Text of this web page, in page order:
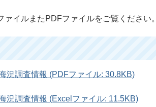
イルまたPDFファイルをご覧ください。
況調査情報 (PDFファイル: 30.8KB)
況調査情報 (Excelファイル: 11.5KB)